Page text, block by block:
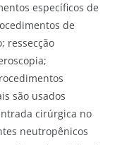
específicos de
de
ressecção
são usados
cirúrgica no
neutropênicos